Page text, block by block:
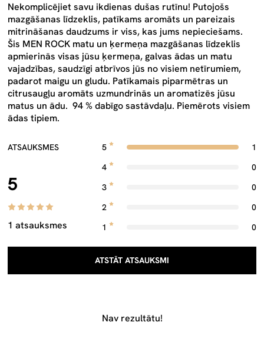
Nekomplicējiet savu ikdienas dušas rutīnu! Putojošs
mazgāšanas līdzeklis, patīkams aromāts un pareizais
mitrināšanas daudzums ir viss, kas jums nepieciešams.
Šis MEN ROCK matu un ķermeņa mazgāšanas līdzeklis
apmierinās visas jūsu ķermeņa, galvas ādas un matu
vajadzības, saudzīgi atbrīvos jūs no visiem netīrumiem,
padarot maigu un gludu. Patīkamais piparmētras un
citrusaugļu aromāts uzmundrinās un aromatizēs jūsu
matus un ādu. 94 % dabīgo sastāvdaļu. Piemērots visiem
ādas tipiem.
ATSAUKSMES
5
1 atsauksmes
5
1
4
0
3
0
2
0
1
0
ATSTĀT ATSAUKSMI
Nav rezultātu!